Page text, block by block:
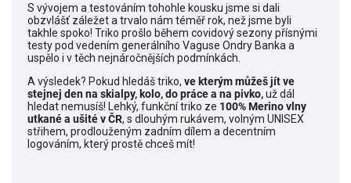
S vývojem a testováním tohohle kousku jsme si dali
obzvlášť záležet a trvalo nám téměř rok, než jsme byli
takhle spoko! Triko prošlo během covidový sezony přísnými
testy pod vedením generálního Vaguse Ondry Banka a
uspělo i v těch nejnáročnějších podmínkách.
A výsledek? Pokud hledáš triko, ve kterým můžeš jít ve
stejnej den na skialpy, kolo, do práce a na pivko,už dál
hledat nemusíš! Lehký, funkční triko ze 100% Merino vlny
utkané a ušité v ČR, s dlouhým rukávem, volným UNISEX
střihem, prodlouženým zadním dílem a decentním
logováním, který prostě chceš mít!